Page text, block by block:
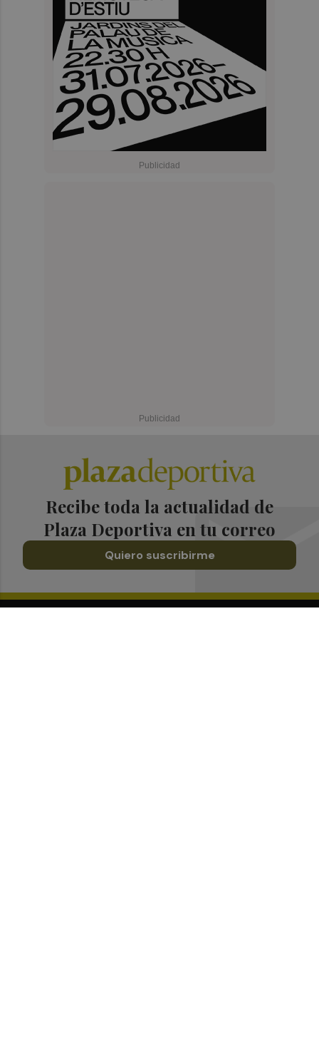
Recibe toda la actualidad de
Plaza Deportiva en tu correo
Quiero suscribirme